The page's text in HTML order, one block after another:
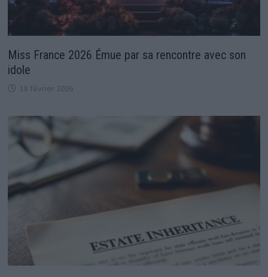
Miss France 2026 Émue par sa rencontre avec son
idole
18 février 2026